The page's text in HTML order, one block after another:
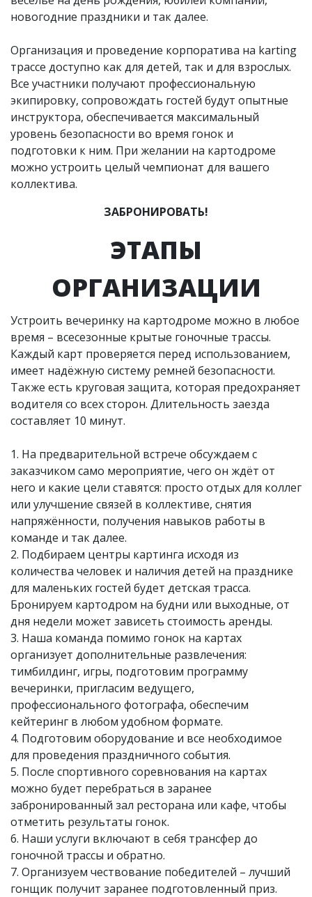
новогодние праздники и так далее.
Организация и проведение корпоратива на karting
трассе доступно как для детей, так и для взрослых.
Все участники получают профессиональную
экипировку, сопровождать гостей будут опытные
инструктора, обеспечивается максимальный
уровень безопасности во время гонок и
подготовки к ним. При желании на картодроме
можно устроить целый чемпионат для вашего
коллектива.
ЗАБРОНИРОВАТЬ!
ЭТАПЫ
ОРГАНИЗАЦИИ
Устроить вечеринку на картодроме можно в любое
время – всесезонные крытые гоночные трассы.
Каждый карт проверяется перед использованием,
имеет надёжную систему ремней безопасности.
Также есть круговая защита, которая предохраняет
водителя со всех сторон. Длительность заезда
составляет 10 минут.
1. На предварительной встрече обсуждаем с
заказчиком само мероприятие, чего он ждёт от
него и какие цели ставятся: просто отдых для коллег
или улучшение связей в коллективе, снятия
напряжённости, получения навыков работы в
команде и так далее.
2. Подбираем центры картинга исходя из
количества человек и наличия детей на празднике
для маленьких гостей будет детская трасса.
Бронируем картодром на будни или выходные, от
дня недели может зависеть стоимость аренды.
3. Наша команда помимо гонок на картах
организует дополнительные развлечения:
тимбилдинг, игры, подготовим программу
вечеринки, пригласим ведущего,
профессионального фотографа, обеспечим
кейтеринг в любом удобном формате.
4. Подготовим оборудование и все необходимое
для проведения праздничного события.
5. После спортивного соревнования на картах
можно будет перебраться в заранее
забронированный зал ресторана или кафе, чтобы
отметить результаты гонок.
6. Наши услуги включают в себя трансфер до
гоночной трассы и обратно.
7. Организуем чествование победителей – лучший
гонщик получит заранее подготовленный приз.